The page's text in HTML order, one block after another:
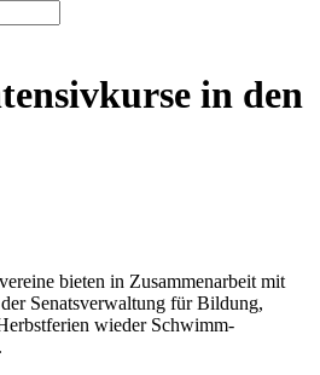
in den
bieten in Zusammenarbeit mit
Senatsverwaltung für Bildung,
wieder Schwimm-